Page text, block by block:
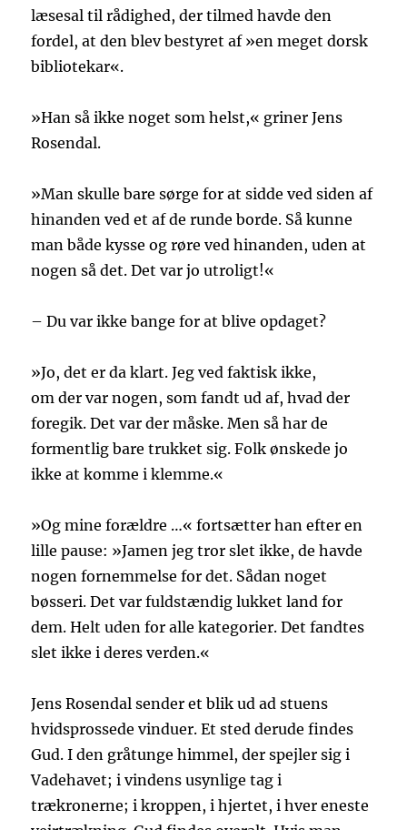
læsesal til rådighed, der tilmed havde den
fordel, at den blev bestyret af »en meget dorsk
bibliotekar«.
»Han så ikke noget som helst,« griner Jens
Rosendal.
»Man skulle bare sørge for at sidde ved siden af
hinanden ved et af de runde borde. Så kunne
man både kysse og røre ved hinanden, uden at
nogen så det. Det var jo utroligt!«
– Du var ikke bange for at blive opdaget?
»Jo, det er da klart. Jeg ved faktisk ikke,
om der var nogen, som fandt ud af, hvad der
foregik. Det var der måske. Men så har de
formentlig bare trukket sig. Folk ønskede jo
ikke at komme i klemme.«
»Og mine forældre …« fortsætter han efter en
lille pause: »Jamen jeg tror slet ikke, de havde
nogen fornemmelse for det. Sådan noget
bøsseri. Det var fuldstændig lukket land for
dem. Helt uden for alle kategorier. Det fandtes
slet ikke i deres verden.«
Jens Rosendal sender et blik ud ad stuens
hvidsprossede vinduer. Et sted derude findes
Gud. I den gråtunge himmel, der spejler sig i
Vadehavet; i vindens usynlige tag i
trækronerne; i kroppen, i hjertet, i hver eneste